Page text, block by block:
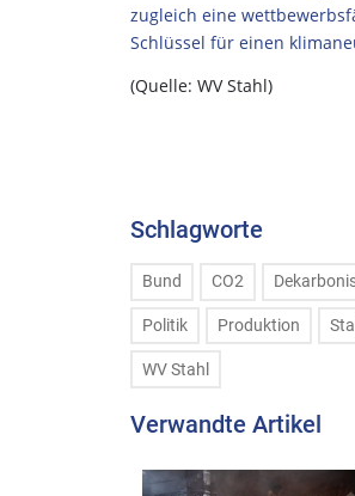
zugleich eine
Schlüssel für einen
(Quelle: WV Stahl)
Schlagworte
Bund CO2
Politik Produktion
WV Stahl
Verwandte Artikel